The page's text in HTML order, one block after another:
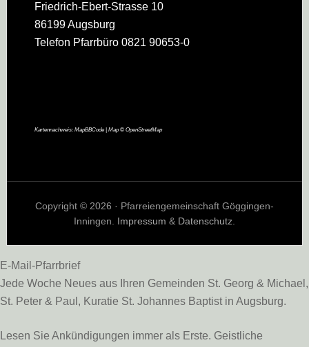
Friedrich-Ebert-Strasse 10
86199 Augsburg
Telefon Pfarrbüro 0821 90653-0
Kartennachweis: MapBBCode| Map © OpenStreetMap
Copyright © 2026 · Pfarreiengemeinschaft Göggingen-
Inningen. Impressum & Datenschutz.
E-Mail-Pfarrbrief
Jede Woche Neues aus Ihren Gemeinden St. Georg & Michael,
St. Peter & Paul, Kuratie St. Johannes Baptist in Augsburg.
Lesen Sie Ankündigungen immer als Erste. Geistliche